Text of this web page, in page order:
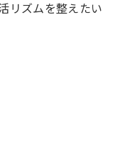
リズムを整えたい